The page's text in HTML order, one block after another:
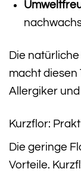
Die
macht diesen
Allergiker
Kurzflor:
Die geringe
Vorteile.